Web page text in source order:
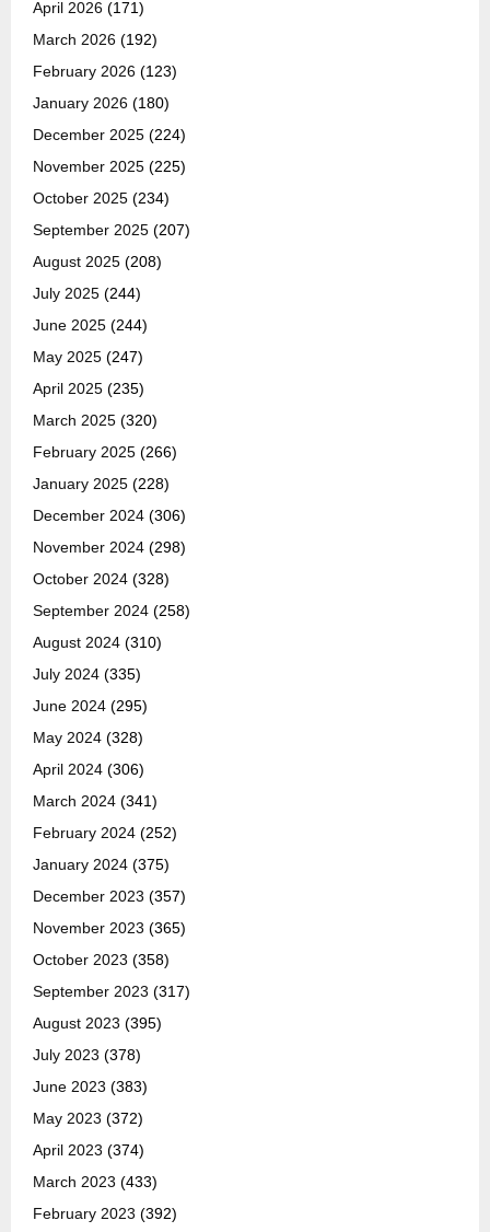
April 2026 (171)
March 2026 (192)
February 2026 (123)
January 2026 (180)
December 2025 (224)
November 2025 (225)
October 2025 (234)
September 2025 (207)
August 2025 (208)
July 2025 (244)
June 2025 (244)
May 2025 (247)
April 2025 (235)
March 2025 (320)
February 2025 (266)
January 2025 (228)
December 2024 (306)
November 2024 (298)
October 2024 (328)
September 2024 (258)
August 2024 (310)
July 2024 (335)
June 2024 (295)
May 2024 (328)
April 2024 (306)
March 2024 (341)
February 2024 (252)
January 2024 (375)
December 2023 (357)
November 2023 (365)
October 2023 (358)
September 2023 (317)
August 2023 (395)
July 2023 (378)
June 2023 (383)
May 2023 (372)
April 2023 (374)
March 2023 (433)
February 2023 (392)